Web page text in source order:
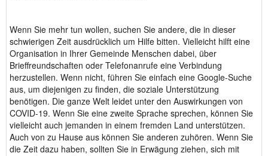
Wenn Sie mehr tun wollen, suchen Sie andere, die in dieser
schwierigen Zeit ausdrücklich um Hilfe bitten. Vielleicht hilft eine
Organisation in Ihrer Gemeinde Menschen dabei, über
Brieffreundschaften oder Telefonanrufe eine Verbindung
herzustellen. Wenn nicht, führen Sie einfach eine Google-Suche
aus, um diejenigen zu finden, die soziale Unterstützung
benötigen. Die ganze Welt leidet unter den Auswirkungen von
COVID-19. Wenn Sie eine zweite Sprache sprechen, können Sie
vielleicht auch jemanden in einem fremden Land unterstützen.
Auch von zu Hause aus können Sie anderen zuhören. Wenn Sie
die Zeit dazu haben, sollten Sie in Erwägung ziehen, sich mit